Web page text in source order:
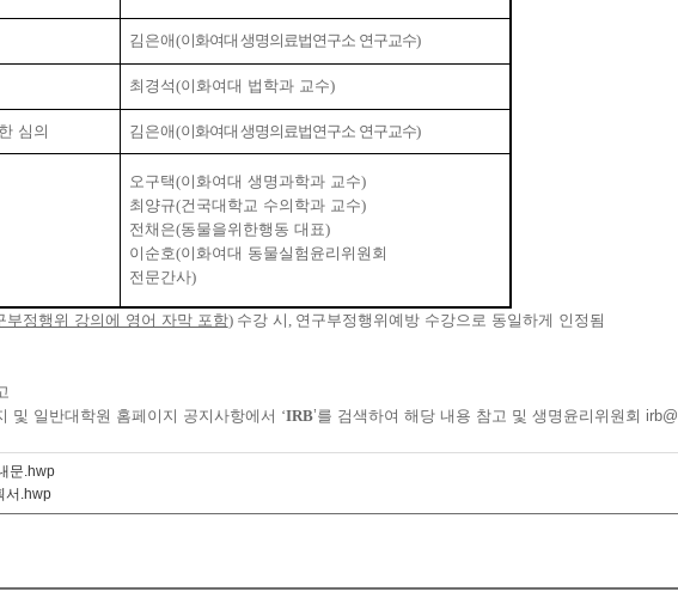
김은애(이화여대 생명의료법연구소 연구교수)
최경석(이화여대 법학과 교수)
심의 김은애(이화여대 생명의료법연구소 연구교수)
오구택(이화여대 생명과학과 교수)
최양규(건국대학교 수의학과 교수)
전채은(동물을위한행동 대표)
이순호(이화여대 동물실험윤리위원회
전문간사)
부정행위 강의에 영어 자막 포함) 수강 시 , 연구부정행위예방 수강으로 동일하게 인정됨
및 일반대학원 홈페이지 공지사항에서 ‘IRB’를 검색하여 해당 내용 참고 및 생명윤리위원회
문.hwp
서.hwp